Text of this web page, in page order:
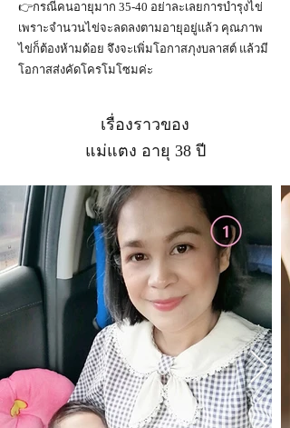
👉กรณีคนอายุมาก 35-40 อย่าละเลยการบำรุงไข่
เพราะจำนวนไข่จะลดลงตามอายุอยู่แล้ว คุณภาพ
ไข่ก็ต้องห้ามด้อย จึงจะเพิ่มโอกาสภุงบลาสต์ แล้วมี
โอกาสส่งคัดโครโมโซมค่ะ
เรื่องราวของ
แม่แตง อายุ 38 ปี